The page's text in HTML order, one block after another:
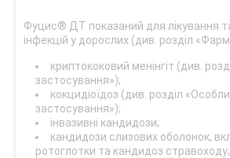
Фуцис® ДТ показаний для лікування
інфекцій у дорослих (див. розділ
криптококовий менінгіт (див.
застосування»);
кокцидіоїдоз (див. розділ
застосування»);
інвазивні кандидози;
кандидози слизових оболонок,
ротоглотки та кандидоз